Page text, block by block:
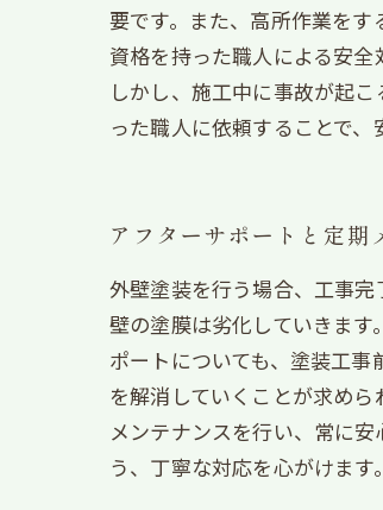
要です。また、高所作業を
資格を持った職人による安
しかし、施工中に事故が起
った職人に依頼することで、
アフターサポートと定期
外壁塗装を行う場合、工事
壁の塗膜は劣化していきま
ポートについても、塗装工
を解消していくことが求め
メンテナンスを行い、常に
う、丁寧な対応を心がけます。